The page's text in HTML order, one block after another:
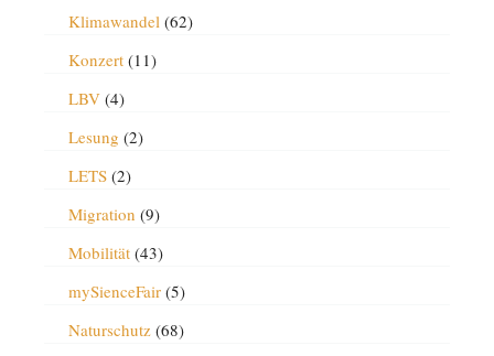
Klimawandel(62)
Konzert(11)
LBV(4)
Lesung (2)
LETS(2)
Migration (9)
Mobilität(43)
mySienceFair(5)
Naturschutz(68)